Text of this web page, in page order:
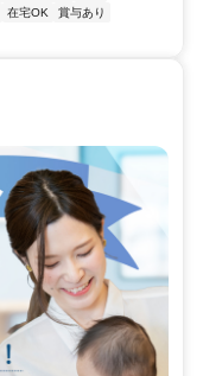
在宅OK
賞与あり